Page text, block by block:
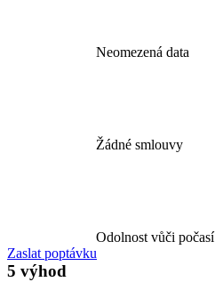
Neomezená data
Žádné smlouvy
Odolnost vůči počasí
Zaslat poptávku
5 výhod